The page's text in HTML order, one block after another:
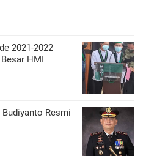
2021-2022
HMI
Resmi